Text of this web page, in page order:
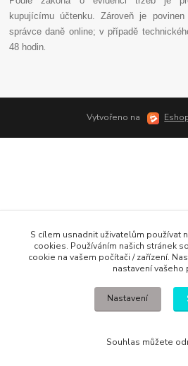
kupujícímu účtenku. Zároveň je
správce daně online; v případě
48 hodin
Vytvořeno na
S cílem usnadnit uživatelům používat
cookies. Používáním našich stránek
cookie na vašem počítači / zařízení.
nastavení vašeho
Nastavení
Souhlas můžete